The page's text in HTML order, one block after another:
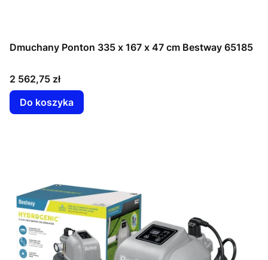
Dmuchany Ponton 335 x 167 x 47 cm Bestway 65185
Cena
2 562,75 zł
Do koszyka